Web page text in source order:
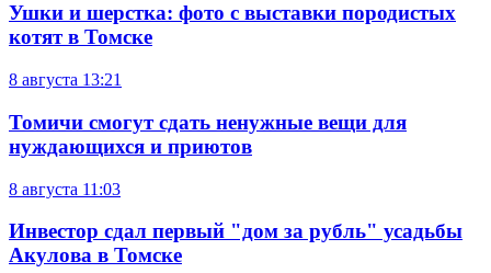
Ушки и шерстка: фото с выставки породистых
котят в Томске
8 августа 13:21
Томичи смогут сдать ненужные вещи для
нуждающихся и приютов
8 августа 11:03
Инвестор сдал первый "дом за рубль" усадьбы
Акулова в Томске